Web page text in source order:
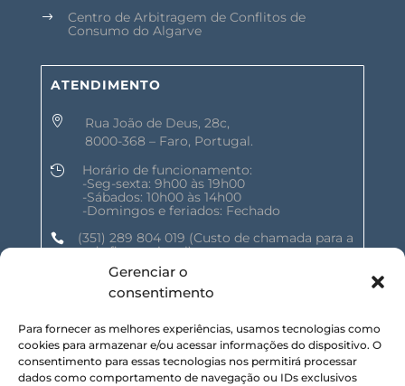
Gerenciar o
consentimento
Para fornecer as melhores experiências, usamos tecnologias como
cookies para armazenar e/ou acessar informações do dispositivo. O
consentimento para essas tecnologias nos permitirá processar
dados como comportamento de navegação ou IDs exclusivos
$
Centro de Arbitragem de Conflitos de
Consumo do Algarve
ATENDIMENTO

Rua João de Deus, 28c,
8000-368 – Faro, Portugal.

Horário de funcionamento:
-Seg-sexta: 9h00 às 19h00
-Sábados: 10h00 às 14h00
-Domingos e feriados: Fechado
 (351) 289 804 019 (Custo de chamada para a
rede fixa nacional)
geral@shalomnature.com
SIGA-NOS NAS REDES SOCIAIS :